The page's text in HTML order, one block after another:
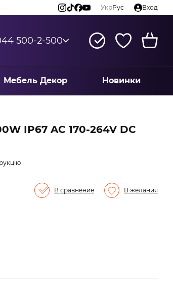
УкрРус Вход
500-2-500
Мебель Декор Новинки
IP67 AC 170-264V DC
В сравнение В желания